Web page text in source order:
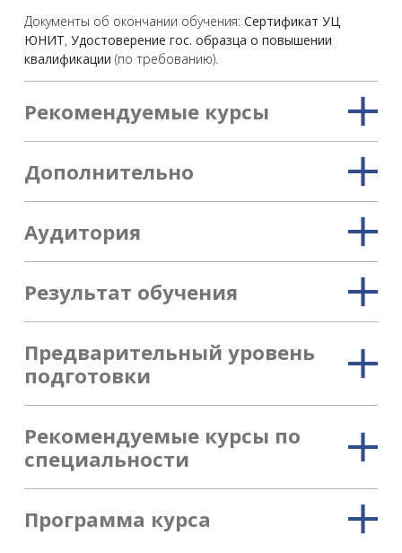
Документы об окончании обучения: Сертификат УЦ
ЮНИТ, Удостоверение гос. образца о повышении
квалификации (по требованию).
Рекомендуемые курсы
Дополнительно
​​​​​​​Аудитория
Результат обучения
Предварительный уровень
подготовки
Рекомендуемые курсы по
специальности
Программа курса